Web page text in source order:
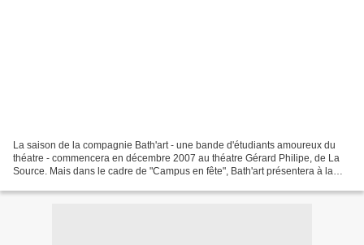
La saison de la compagnie Bath'art - une bande d'étudiants amoureux du
théatre - commencera en décembre 2007 au théatre Gérard Philipe, de La
Source. Mais dans le cadre de "Campus en fête", Bath'art présentera à la